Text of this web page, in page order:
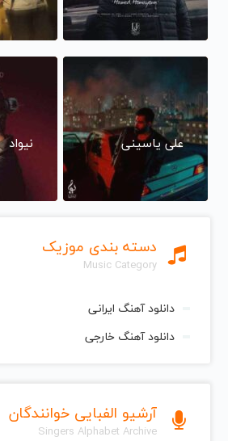
علی یاسینی نیواد
دسته بندی موزیک
Music Category
دانلود آهنگ ایرانی
دانلود آهنگ خارجی
آرشیو الفبایی خوانندگان
Singers Alphabet Archive